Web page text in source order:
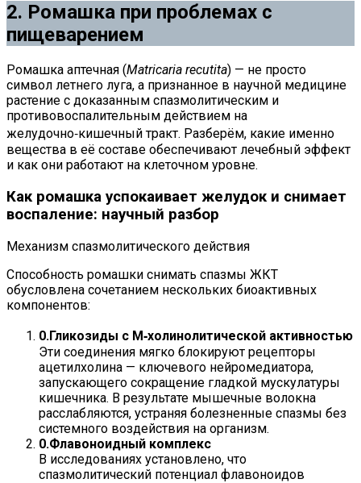
2. Ромашка при проблемах с
пищеварением
Ромашка аптечная (Matricaria recutita) — не просто
символ летнего луга, а признанное в научной медицине
растение с доказанным спазмолитическим и
противовоспалительным действием на
желудочно‑кишечный тракт. Разберём, какие именно
вещества в её составе обеспечивают лечебный эффект
и как они работают на клеточном уровне.
Как ромашка успокаивает желудок и снимает
воспаление: научный разбор
Механизм спазмолитического действия
Способность ромашки снимать спазмы ЖКТ
обусловлена сочетанием нескольких биоактивных
компонентов:
Гликозиды с М‑холинолитической активностью
Эти соединения мягко блокируют рецепторы
ацетилхолина — ключевого нейромедиатора,
запускающего сокращение гладкой мускулатуры
кишечника. В результате мышечные волокна
расслабляются, устраняя болезненные спазмы без
системного воздействия на организм.
Флавоноидный комплекс
В исследованиях установлено, что
спазмолитический потенциал флавоноидов